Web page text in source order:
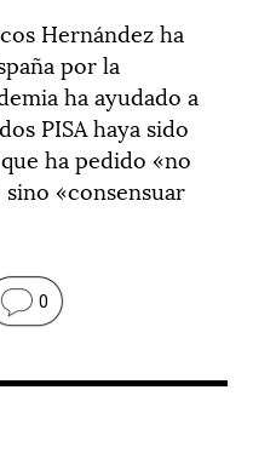
Hernández ha
por la
ha ayudado a
PISA haya sido
ha pedido «no
«consensuar
0